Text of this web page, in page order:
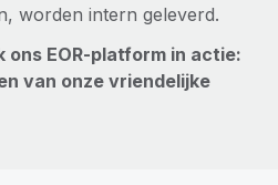
worden intern geleverd.
ons EOR-platform in actie:
van onze vriendelijke